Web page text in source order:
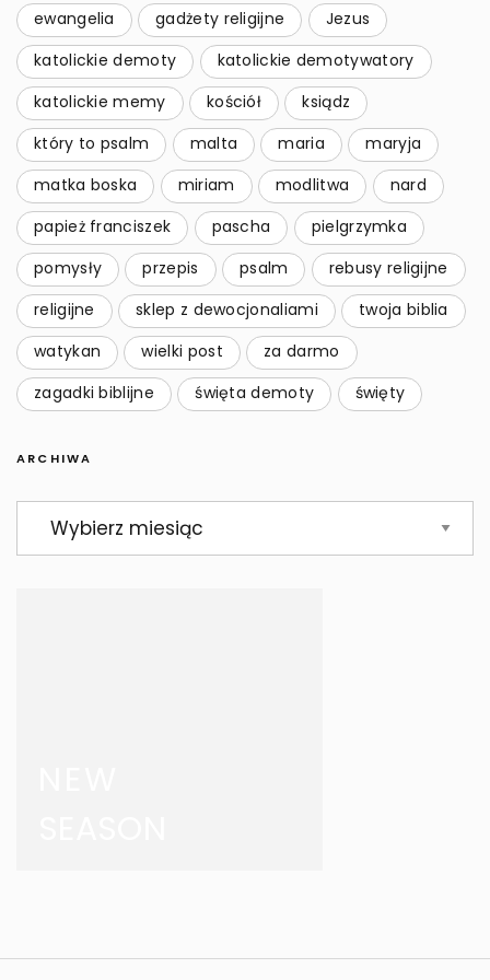
ewangelia gadżety religijne
Jezus
katolickie demoty
katolickie demotywatory
katolickie memy
kościół
ksiądz
który to psalm
malta maria
maryja
matka boska
miriam modlitwa
nard
papież franciszek
pascha
pielgrzymka
pomysły
przepis psalm
rebusy religijne
religijne
sklep z dewocjonaliami
twoja biblia
watykan
wielki post
za darmo
zagadki biblijne
święta demoty święty
ARCHIWA
Archiwa